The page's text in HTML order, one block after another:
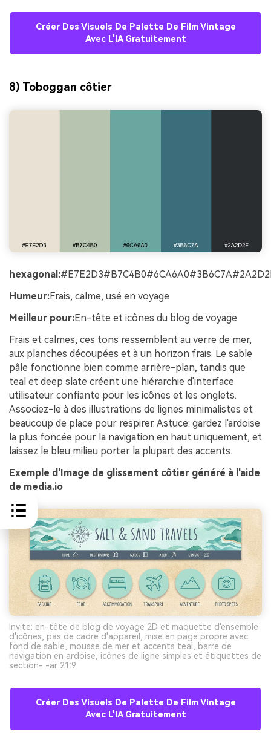
Créer Des Visuels De Palette De Film Vintage
Avec L'IA Gratuitement
8) Toboggan côtier
hexagonal:
Humeur:Frais, calme, usé en voyage
Meilleur pour:En-tête et icônes du blog de voyage
Frais et calmes, ces tons ressemblent au verre de mer,
aux planches découpées et à un horizon frais. Le sable
pâle fonctionne bien comme arrière-plan, tandis que
teal et deep slate créent une hiérarchie d'interface
utilisateur confiante pour les icônes et les onglets.
Associez-le à des illustrations de lignes minimalistes et
beaucoup de place pour respirer. Astuce: gardez l'ardoise
la plus foncée pour la navigation en haut uniquement, et
laissez le bleu milieu porter la plupart des accents.
Exemple d'Image de glissement côtier généré à l'aide
de media.io
Invite: en-tête de blog de voyage 2D et maquette d'ensemble
d'icônes, pas de cadre d'appareil, mise en page propre avec
fond de sable, mousse de mer et accents teal, barre de
navigation en ardoise, icônes de ligne simples et étiquettes de
section- -ar 21:9
Créer Des Visuels De Palette De Film Vintage
Avec L'IA Gratuitement